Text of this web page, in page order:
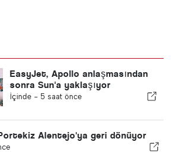
EasyJet, Apollo anlaşmasından
sonra Sun'a yaklaşıyor
İçinde - 5 saat önce
Alentejo'ya geri dönüyor